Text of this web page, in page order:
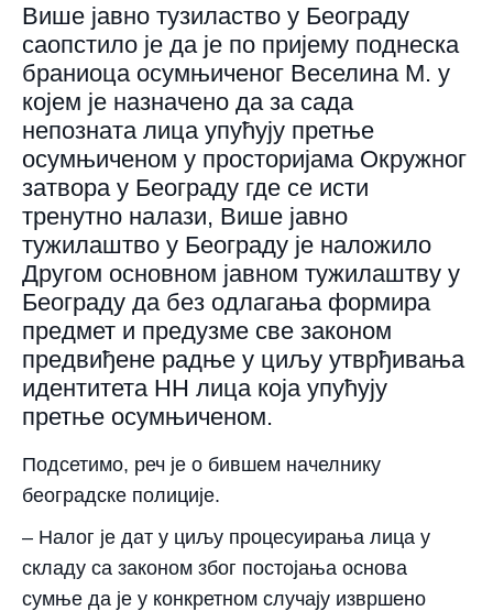
Више јавно тузиластво у Београду
саопстило је да је по пријему поднеска
браниоца осумњиченог Веселина М. у
којем је назначено да за сада
непозната лица упућују претње
осумњиченом у просторијама Окружног
затвора у Београду где се исти
тренутно налази, Више јавно
тужилаштво у Београду је наложило
Другом основном јавном тужилаштву у
Београду да без одлагања формира
предмет и предузме све законом
предвиђене радње у циљу утврђивања
идентитета НН лица која упућују
претње осумњиченом.
Подсетимо, реч је о бившем начелнику
београдске полиције.
– Налог је дат у циљу процесуирања лица у
складу са законом због постојања основа
сумње да је у конкретном случају извршено